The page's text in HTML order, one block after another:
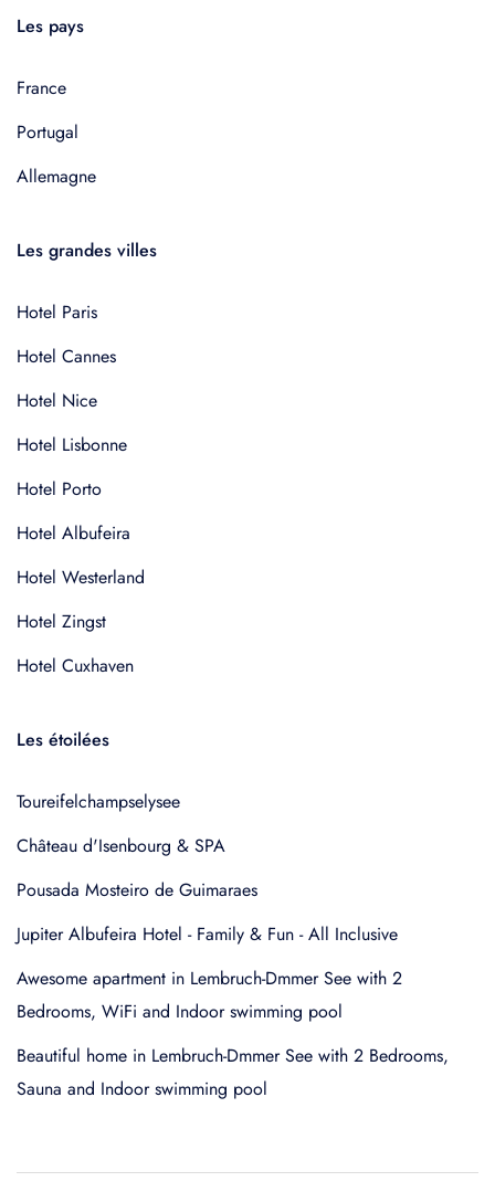
Les pays
France
Portugal
Allemagne
Les grandes villes
Hotel Paris
Hotel Cannes
Hotel Nice
Hotel Lisbonne
Hotel Porto
Hotel Albufeira
Hotel Westerland
Hotel Zingst
Hotel Cuxhaven
Les étoilées
Toureifelchampselysee
Château d'Isenbourg & SPA
Pousada Mosteiro de Guimaraes
Jupiter Albufeira Hotel - Family & Fun - All Inclusive
Awesome apartment in Lembruch-Dmmer See with 2
Bedrooms, WiFi and Indoor swimming pool
Beautiful home in Lembruch-Dmmer See with 2 Bedrooms,
Sauna and Indoor swimming pool